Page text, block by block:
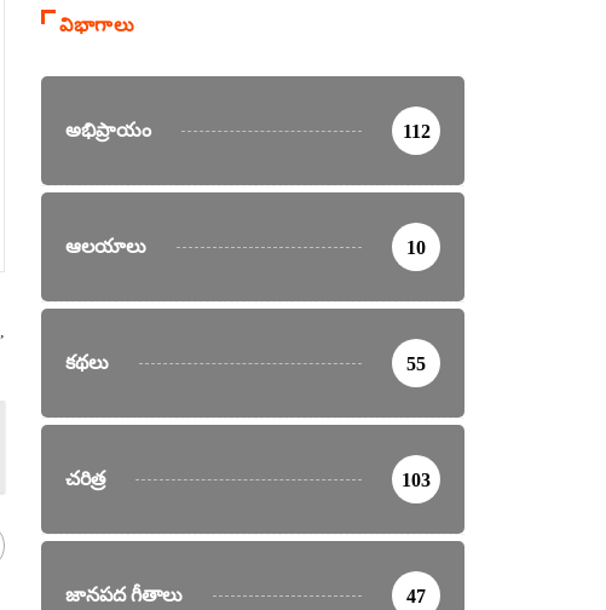
విభాగాలు
అభిప్రాయం 112
ఆలయాలు 10
కథలు 55
చరిత్ర 103
జానపద గీతాలు 47